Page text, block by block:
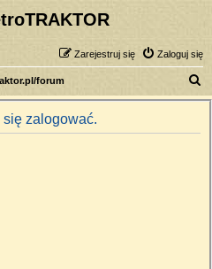
Zaloguj się
Zarejestruj się
forum
z
zalogować.